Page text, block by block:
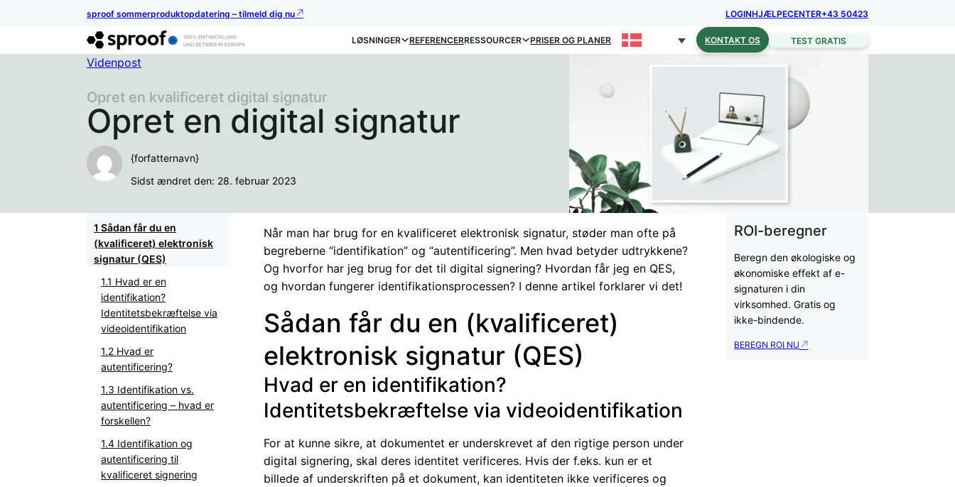
sproof sommerproduktopdatering – tilmeld dig nu LOGINHJÆLPECENTER+43 50423
LØSNINGER REFERENCERRESSOURCER PRISER OG PLANER KONTAKT OS TEST GRATIS
Videnpost
Opret en digital signatur
Opret en kvalificeret digital signatur
{forfatternavn}
Sidst ændret den: 28. februar 2023
Sådan får du en
(kvalificeret) elektronisk
signatur (QES)
Hvad er en
identifikation?
Identitetsbekræftelse via
videoidentifikation
Hvad er
autentificering?
Identifikation vs.
autentificering – hvad er
forskellen?
Identifikation og
autentificering til
kvalificeret signering
Når man har brug for en kvalificeret elektronisk signatur, støder man ofte på
begreberne “identifikation” og “autentificering”. Men hvad betyder udtrykkene?
Og hvorfor har jeg brug for det til digital signering? Hvordan får jeg en QES,
og hvordan fungerer identifikationsprocessen? I denne artikel forklarer vi det!
Sådan får du en (kvalificeret)
elektronisk signatur (QES)
Hvad er en identifikation?
Identitetsbekræftelse via videoidentifikation
For at kunne sikre, at dokumentet er underskrevet af den rigtige person under
digital signering, skal deres identitet verificeres. Hvis der f.eks. kun er et
billede af underskriften på et dokument, kan identiteten ikke verificeres og
ROI-beregner
Beregn den økologiske og
økonomiske effekt af e-
signaturen i din
virksomhed. Gratis og
ikke-bindende.
BEREGN ROI NU